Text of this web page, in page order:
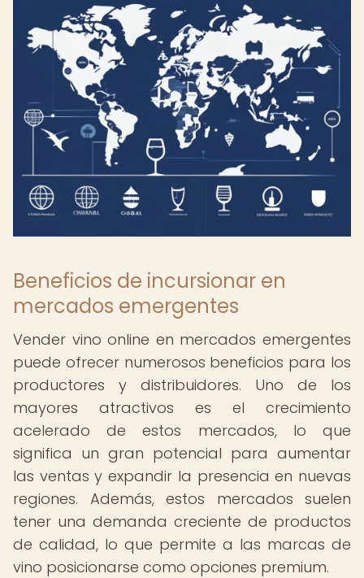
Beneficios de incursionar en
mercados emergentes
Vender vino online en mercados emergentes
puede ofrecer numerosos beneficios para los
productores y distribuidores. Uno de los
mayores atractivos es el crecimiento
acelerado de estos mercados, lo que
significa un gran potencial para aumentar
las ventas y expandir la presencia en nuevas
regiones. Además, estos mercados suelen
tener una demanda creciente de productos
de calidad, lo que permite a las marcas de
vino posicionarse como opciones premium.